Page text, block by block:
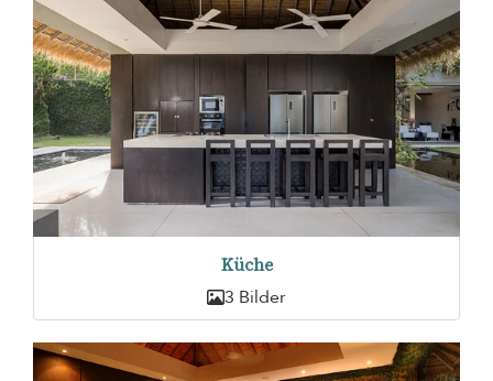
Küche
3 Bilder